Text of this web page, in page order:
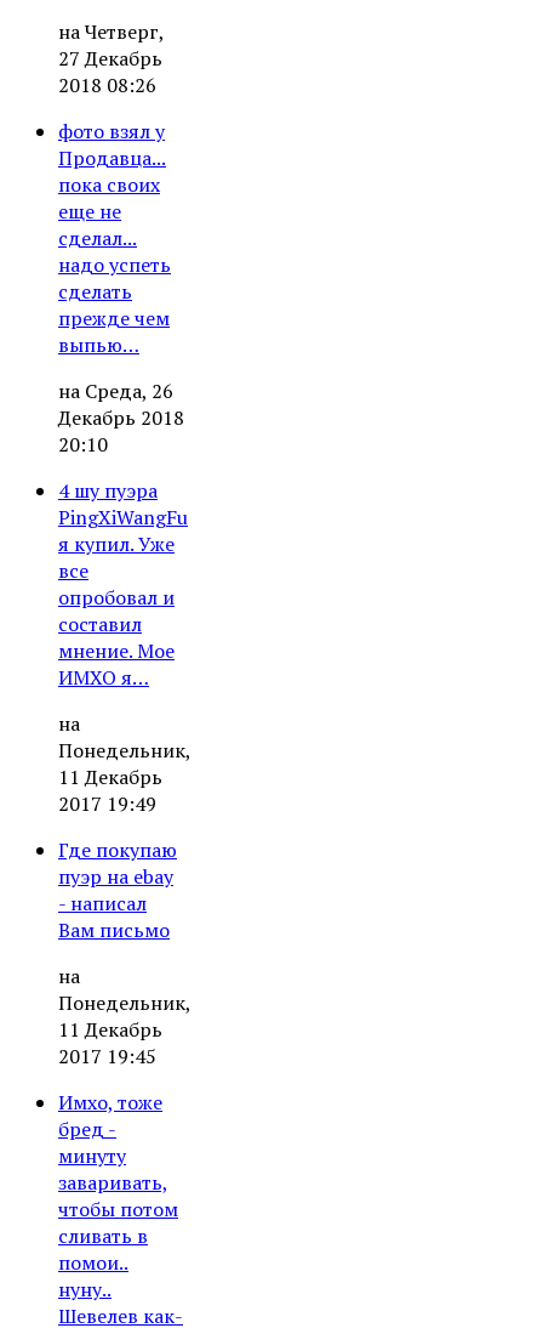
на Четверг,
27 Декабрь
2018 08:26
фото взял у
Продавца...
пока своих
еще не
сделал...
надо успеть
сделать
прежде чем
выпью…
на Среда, 26
Декабрь 2018
20:10
4 шу пуэра
PingXiWangFu
я купил. Уже
все
опробовал и
составил
мнение. Мое
ИМХО я…
на
Понедельник,
11 Декабрь
2017 19:49
Где покупаю
пуэр на ebay
- написал
Вам письмо
на
Понедельник,
11 Декабрь
2017 19:45
Имхо, тоже
бред -
минуту
заваривать,
чтобы потом
сливать в
помои..
нуну..
Шевелев как-